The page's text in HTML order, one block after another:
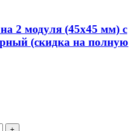
2 модуля (45х45 мм) с
(скидка на полную